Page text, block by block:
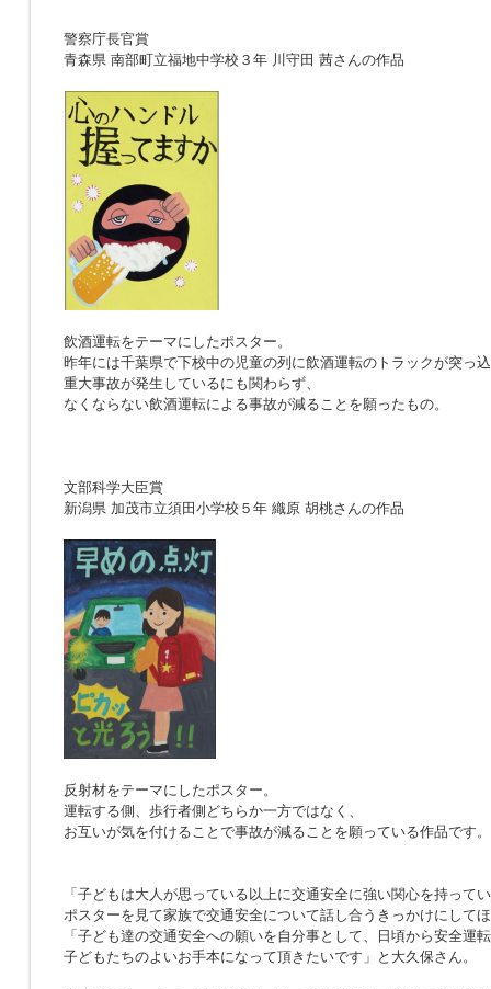
警察庁長官賞
青森県 南部町立福地中学校３年 川守田 茜さんの作品
飲酒運転をテーマにしたポスター。
昨年には千葉県で下校中の児童の列に飲酒運転のトラックが突っ
重大事故が発生しているにも関わらず、
なくならない飲酒運転による事故が減ることを願ったもの。
文部科学大臣賞
新潟県 加茂市立須田小学校５年 織原 胡桃さんの作品
反射材をテーマにしたポスター。
運転する側、歩行者側どちらか一方ではなく、
お互いが気を付けることで事故が減ることを願っている作品です。
「子どもは大人が思っている以上に交通安全に強い関心を
ポスターを見て家族で交通安全について話し合うきっかけにして
「子ども達の交通安全への願いを自分事として、日頃から安全運
子どもたちのよいお手本になって頂きたいです」と大久保さん。